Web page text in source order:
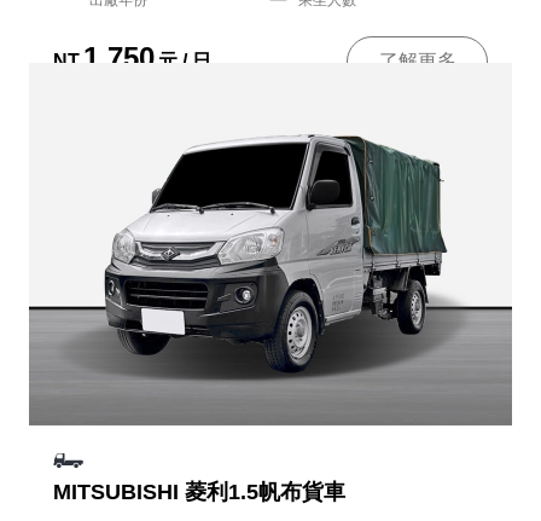
NT 1,750 元 / 日 了解更多
MITSUBISHI 菱利1.5帆布貨車